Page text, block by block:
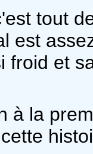
tout
est
froid et
à la